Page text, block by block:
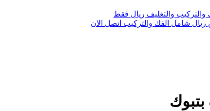
والتغليف ريال فقط
شامل الفك والتركيب اتصل الان